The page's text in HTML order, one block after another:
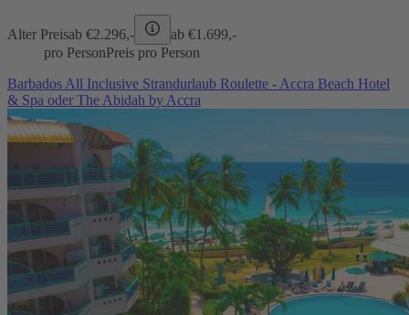
Alter Preisab €2.296,- ab €1.699,-
pro PersonPreis pro Person
Barbados All Inclusive Strandurlaub Roulette - Accra Beach Hotel
& Spa oder The Abidah by Accra